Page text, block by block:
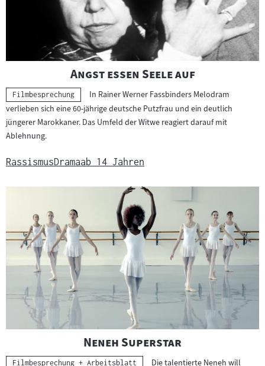
"
Angst essen Seele auf"
Kategorie:
Filmbesprechung
In Rainer Werner Fassbinders Melodram
verlieben sich eine 60-jährige deutsche Putzfrau und ein deutlich
jüngerer Marokkaner. Das Umfeld der Witwe reagiert darauf mit
Ablehnung.
RassismusDramaab 14 Jahren
"
Neneh Superstar
Kategorie:
Filmbesprechung + Arbeitsblatt
Die talentierte Neneh will